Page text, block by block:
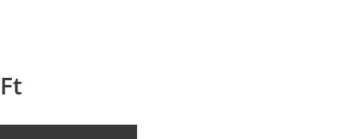
Ft